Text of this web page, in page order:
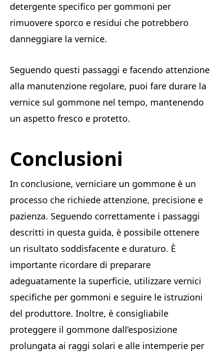
detergente specifico per gommoni per
rimuovere sporco e residui che potrebbero
danneggiare la vernice.
Seguendo questi passaggi e facendo attenzione
alla manutenzione regolare, puoi fare durare la
vernice sul gommone nel tempo, mantenendo
un aspetto fresco e protetto.
Conclusioni
In conclusione, verniciare un gommone è un
processo che richiede attenzione, precisione e
pazienza. Seguendo correttamente i passaggi
descritti in questa guida, è possibile ottenere
un risultato soddisfacente e duraturo. È
importante ricordare di preparare
adeguatamente la superficie, utilizzare vernici
specifiche per gommoni e seguire le istruzioni
del produttore. Inoltre, è consigliabile
proteggere il gommone dall’esposizione
prolungata ai raggi solari e alle intemperie per